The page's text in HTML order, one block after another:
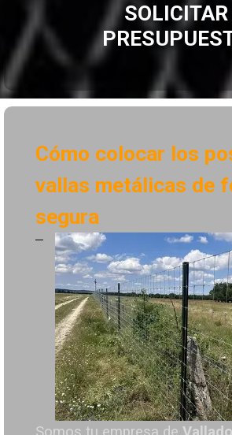
SOLICITAR
Cómo colocar los
vallas metálicas de
segura